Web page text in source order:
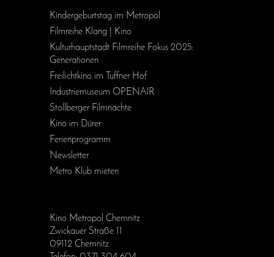
Kinder­geburts­tag im Metropol
Filmreihe Klang | Kino
Kulturhauptstadt Filmreihe Fokus 2025:
Generationen
Freilichtkino im Tuffner Hof
Industriemuseum OPENAIR
Stollberger Filmnächte
Kino im Dürer
Ferienprogramm
Newsletter
Metro Klub mieten
Kino Metropol Chemnitz
Zwickauer Straße 11
09112 Chemnitz